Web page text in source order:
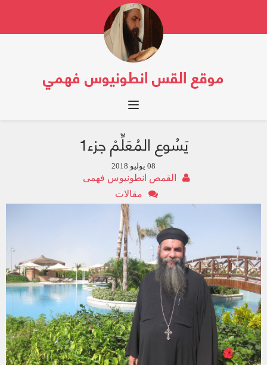
موقع القس انطونيوس فهمي
Toggle navigation
يَسُوع المُعَلِّمْ جزء1
08 يوليو 2018
القمص انطونيوس فهمى
مقالات